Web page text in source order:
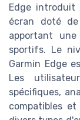
Edge introduit
écran doté
apportant
sportifs. Le
Garmin Edge
Les
spécifiques,
compatibles